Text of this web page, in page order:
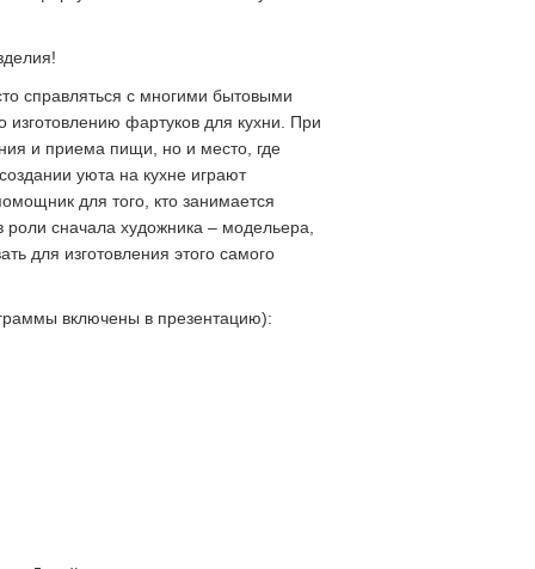
справляться с многими бытовыми
фартуков для кухни. При
и приема пищи, но и место, где
уюта на кухне играют
для того, кто занимается
сначала художника – модельера,
для изготовления этого самого
включены в презентацию):